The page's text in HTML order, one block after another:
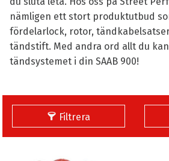
nämligen ett stort produktutbud
fördelarlock, rotor,
tändstift. Med andra ord allt du
tändsystemet i din SAAB 900!
Filtrera